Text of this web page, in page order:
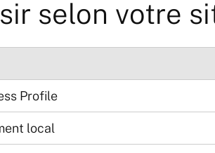
selon votre
Profile
local